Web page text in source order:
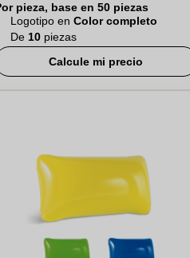
pieza, base en 50 piezas
Logotipo en Color completo
De 10 piezas
Calcule mi precio